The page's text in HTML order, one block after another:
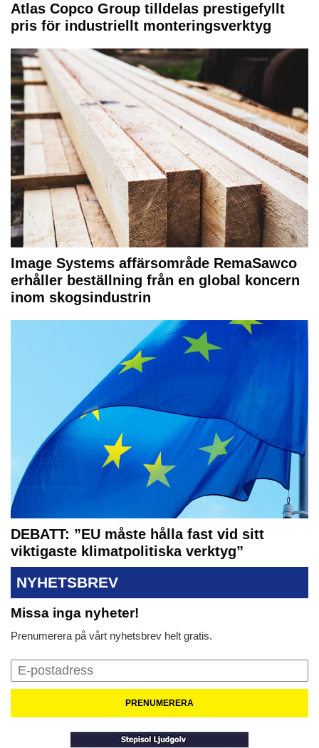
Atlas Copco Group tilldelas prestigefyllt
pris för industriellt monteringsverktyg
Image Systems affärsområde RemaSawco
erhåller beställning från en global koncern
inom skogsindustrin
DEBATT: ”EU måste hålla fast vid sitt
viktigaste klimatpolitiska verktyg”
NYHETSBREV
Missa inga nyheter!
Prenumerera på vårt nyhetsbrev helt gratis.